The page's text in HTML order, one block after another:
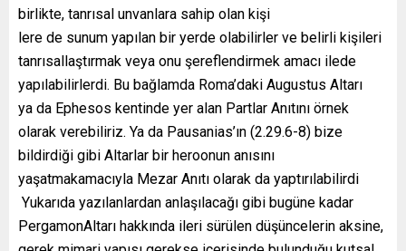
birlikte, tanrısal unvanlara sahip olan kişi
lere de sunum yapılan bir yerde olabilirler ve belirli kişileri
tanrısallaştırmak veya onu şereflendirmek amacı ilede
yapılabilirlerdi. Bu bağlamda Roma’daki Augustus Altarı
ya da Ephesos kentinde yer alan Partlar Anıtını örnek
olarak verebiliriz. Ya da Pausanias’ın (2.29.6-8) bize
bildirdiği gibi Altarlar bir heroonun anısını
yaşatmakamacıyla Mezar Anıtı olarak da yaptırılabilirdi
Yukarıda yazılanlardan anlaşılacağı gibi bugüne kadar
PergamonAltarı hakkında ileri sürülen düşüncelerin aksine,